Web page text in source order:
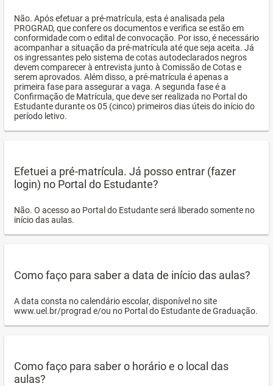
Não. Após efetuar a pré-matrícula, esta é analisada pela
PROGRAD, que confere os documentos e verifica se estão em
conformidade com o edital de convocação. Por isso, é necessário
acompanhar a situação da pré-matrícula até que seja aceita. Já
os ingressantes pelo sistema de cotas autodeclarados negros
devem comparecer à entrevista junto à Comissão de Cotas e
serem aprovados. Além disso, a pré-matrícula é apenas a
primeira fase para assegurar a vaga. A segunda fase é a
Confirmação de Matrícula, que deve ser realizada no Portal do
Estudante durante os 05 (cinco) primeiros dias úteis do início do
período letivo.
Efetuei a pré-matrícula. Já posso entrar (fazer
login) no Portal do Estudante?
Não. O acesso ao Portal do Estudante será liberado somente no
início das aulas.
Como faço para saber a data de início das aulas?
A data consta no calendário escolar, disponível no site
www.uel.br/prograd e/ou no Portal do Estudante de Graduação.
Como faço para saber o horário e o local das
aulas?